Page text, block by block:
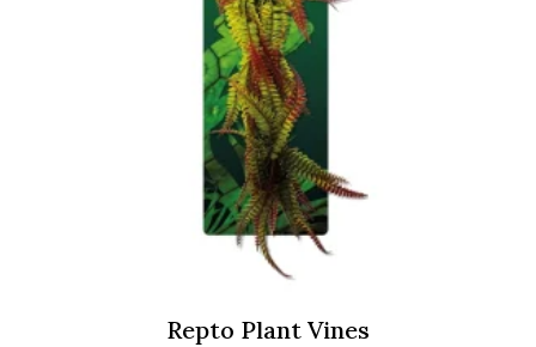
Repto Plant Vines